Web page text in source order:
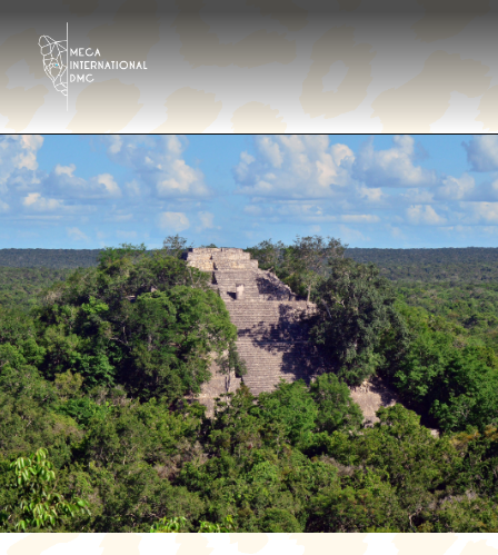
Destinations
Tour operator
Hôtels et centres de villégiature
Galerie Photo
Contactez-nous
Qui sommes nous?
Fr